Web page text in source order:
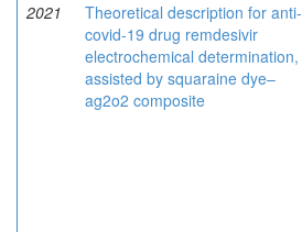
2021
Theoretical description for anti-
covid-19 drug remdesivir
electrochemical determination,
assisted by squaraine dye–
ag2o2 composite